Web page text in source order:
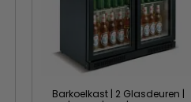
Barkoelkast | 2 Glasdeuren |